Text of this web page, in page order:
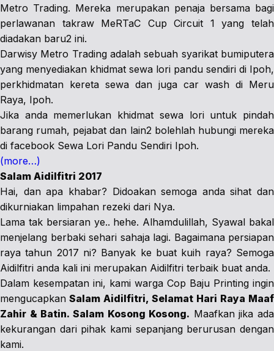
Metro Trading. Mereka merupakan penaja bersama bagi
perlawanan takraw MeRTaC Cup Circuit 1 yang telah
diadakan baru2 ini.
Darwisy Metro Trading adalah sebuah syarikat bumiputera
yang menyediakan khidmat sewa lori pandu sendiri di Ipoh,
perkhidmatan kereta sewa dan juga car wash di Meru
Raya, Ipoh.
Jika anda memerlukan khidmat sewa lori untuk pindah
barang rumah, pejabat dan lain2 bolehlah hubungi mereka
di facebook Sewa Lori Pandu Sendiri Ipoh.
(more…)
Salam Aidilfitri 2017
Hai, dan apa khabar? Didoakan semoga anda sihat dan
dikurniakan limpahan rezeki dari Nya.
Lama tak bersiaran ye.. hehe. Alhamdulillah, Syawal bakal
menjelang berbaki sehari sahaja lagi. Bagaimana persiapan
raya tahun 2017 ni? Banyak ke buat kuih raya? Semoga
Aidilfitri anda kali ini merupakan Aidilfitri terbaik buat anda.
Dalam kesempatan ini, kami warga Cop Baju Printing ingin
mengucapkan Salam Aidilfitri, Selamat Hari Raya Maaf
Zahir & Batin. Salam Kosong Kosong. Maafkan jika ada
kekurangan dari pihak kami sepanjang berurusan dengan
kami.